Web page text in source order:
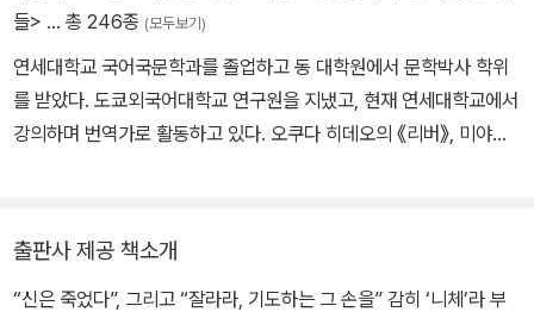
들> … 총 246종 (모두보기)
연세대학교 국어국문학과를 졸업하고 동 대학원에서 문학박사 학위
를 받았다. 도쿄외국어대학교 연구원을 지냈고, 현재 연세대학교에서
강의하며 번역가로 활동하고 있다. 오쿠다 히데오의 《리버》, 미야모
역으로 한국 출판문화상을 수상했다.
출판사 제공 책소개
“신은 죽었다”, 그리고 “잘라라, 기도하는 그 손을” 감히 ‘니체’라 부